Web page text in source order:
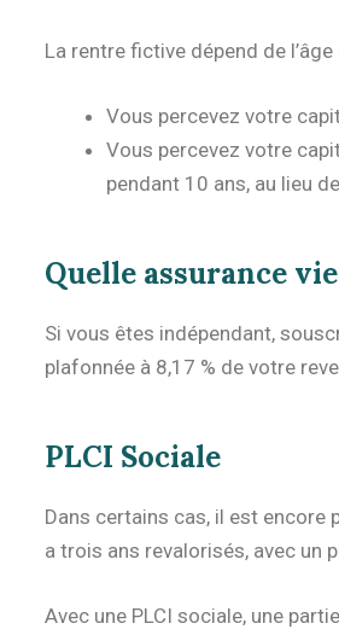
La rentre fictive dépend de
Vous percevez votre
Vous percevez votre
pendant 10 ans, au lieu
Quelle assurance
Si vous êtes indépendant,
plafonnée à 8,17 % de votre
PLCI Sociale
Dans certains cas, il est encore
a trois ans revalorisés, avec un
Avec une PLCI sociale, une